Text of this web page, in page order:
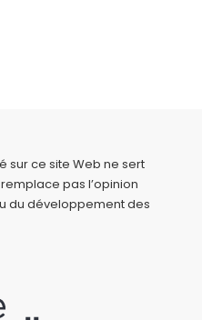
sur ce site Web ne sert
pas l’opinion
du développement des